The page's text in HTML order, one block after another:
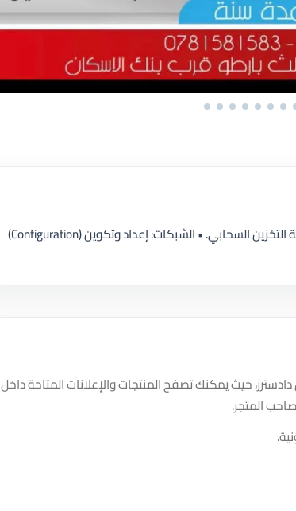
أنظمة المراقبة: خبرة عميقة في كاميرات IP، تقنيات الـ 4K، وأنظمة التخزين السحابي. • الشبكات: إعداد وتكوين (Configuration)
حيث يمكنك تصفح المنتجات والإعلانات المتاحة داخل
المتجر.